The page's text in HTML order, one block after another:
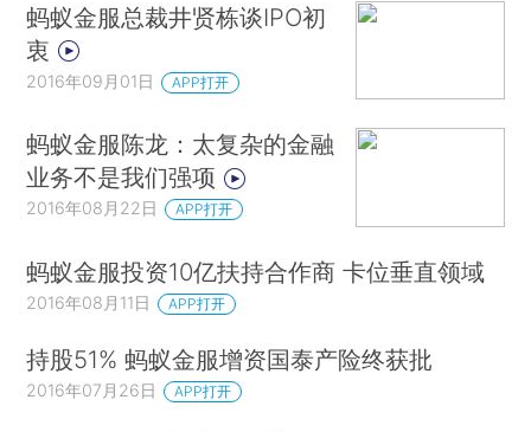
蚂蚁金服总裁井贤栋谈IPO初
衷
2016年09月01日 APP打开
蚂蚁金服陈龙：太复杂的金融
业务不是我们强项
2016年08月22日 APP打开
蚂蚁金服投资10亿扶持合作商 卡位垂直领域
2016年08月11日 APP打开
持股51% 蚂蚁金服增资国泰产险终获批
2016年07月26日 APP打开